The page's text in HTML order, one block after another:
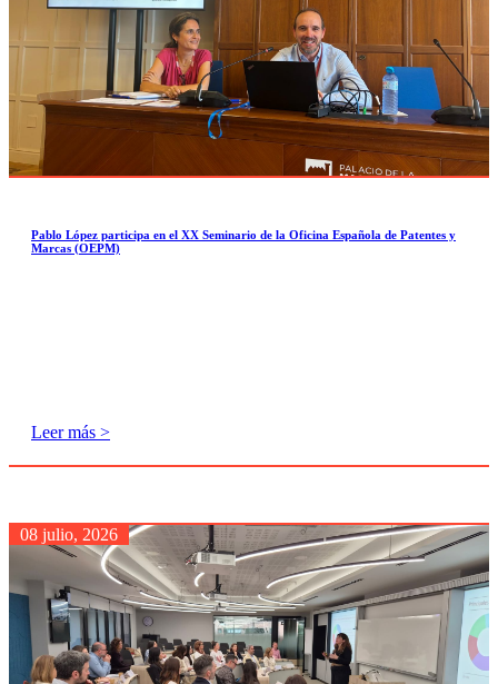
Pablo López participa en el XX Seminario de la Oficina Española de Patentes y
Marcas (OEPM)
Leer más >
08 julio, 2026